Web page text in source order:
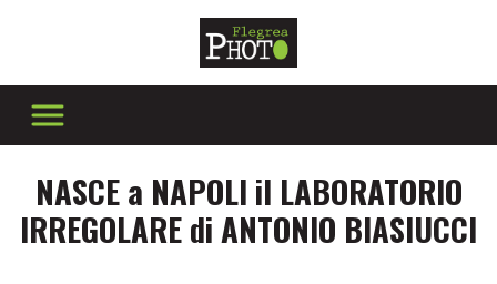
NASCE a NAPOLI il LABORATORIO
IRREGOLARE di ANTONIO BIASIUCCI